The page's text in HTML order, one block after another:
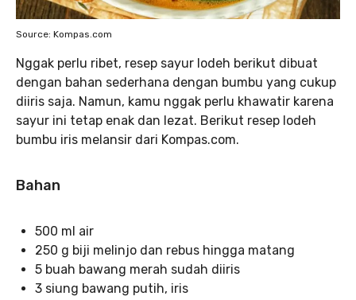
Source: Kompas.com
Nggak perlu ribet, resep sayur lodeh berikut dibuat
dengan bahan sederhana dengan bumbu yang cukup
diiris saja. Namun, kamu nggak perlu khawatir karena
sayur ini tetap enak dan lezat. Berikut resep lodeh
bumbu iris melansir dari Kompas.com.
Bahan
500 ml air
250 g biji melinjo dan rebus hingga matang
5 buah bawang merah sudah diiris
3 siung bawang putih, iris